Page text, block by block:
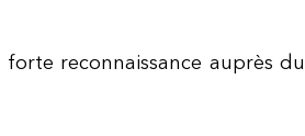
forte reconnaissance auprès du